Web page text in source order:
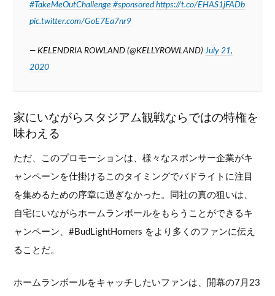
#TakeMeOutChallenge #sponsored https://t.co/EHAS1jFADb
pic.twitter.com/GoE7Ea7nr9
— KELENDRIA ROWLAND (@KELLYROWLAND)July 21,
2020
家にいながらスタジアム観戦ならではの特権を
味わえる
ただ、このプロモーションは、様々なスポンサー企業がキ
ャンペーンを仕掛けるこのタイミングでバドライトに注目
を集めるための序章に過ぎなかった。同社の真の狙いは、
自宅にいながらホームランボールをもらうことができるキ
ャンペーン、#BudLightHomers をより多くのファンに伝え
ることだ。
ホームランボールをキャッチしたいファンは、開幕の7月23